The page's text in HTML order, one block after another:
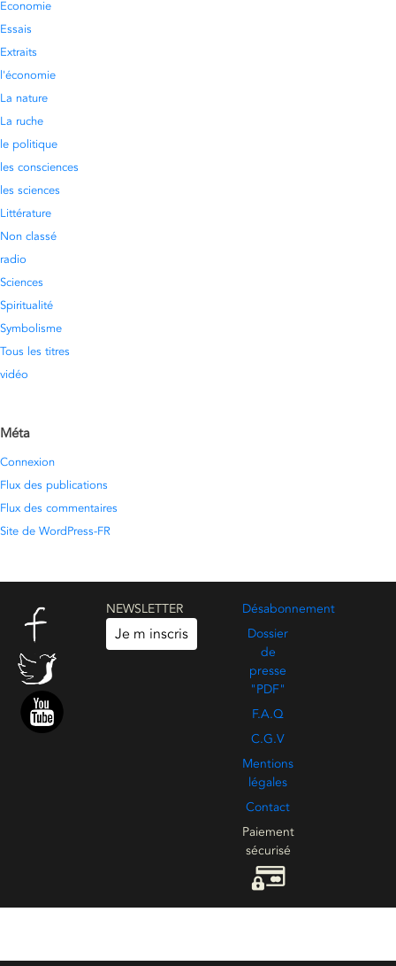
Economie
Essais
Extraits
l'économie
La nature
La ruche
le politique
les consciences
les sciences
Littérature
Non classé
radio
Sciences
Spiritualité
Symbolisme
Tous les titres
vidéo
Méta
Connexion
Flux des publications
Flux des commentaires
Site de WordPress-FR
NEWSLETTER
Je m inscris
Désabonnement
Dossier
de
presse
"PDF"
F.A.Q
C.G.V
Mentions
légales
Contact
Paiement
sécurisé